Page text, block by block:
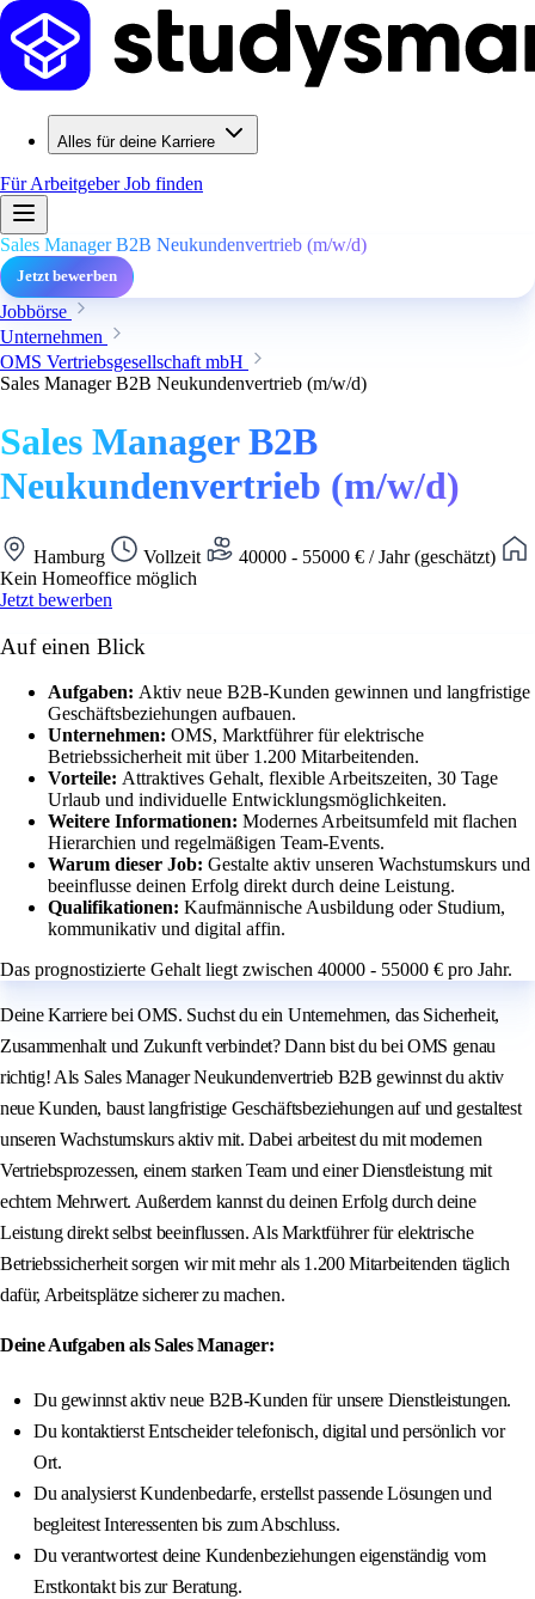
Alles für deine Karriere
Für ArbeitgeberJob finden
Sales Manager B2B Neukundenvertrieb (m/w/d)
Jetzt bewerben
Jobbörse
Unternehmen
OMS Vertriebsgesellschaft mbH
Sales Manager B2B Neukundenvertrieb (m/w/d)
Sales Manager B2B
Neukundenvertrieb (m/w/d)
Hamburg Vollzeit
40000 - 55000 € / Jahr (geschätzt)
Kein Homeoffice möglich
Jetzt bewerben
Auf einen Blick
Aufgaben: Aktiv neue B2B-Kunden gewinnen und langfristige
Geschäftsbeziehungen aufbauen.
Unternehmen: OMS, Marktführer für elektrische
Betriebssicherheit mit über 1.200 Mitarbeitenden.
Vorteile: Attraktives Gehalt, flexible Arbeitszeiten, 30 Tage
Urlaub und individuelle Entwicklungsmöglichkeiten.
Weitere Informationen: Modernes Arbeitsumfeld mit flachen
Hierarchien und regelmäßigen Team-Events.
Warum dieser Job: Gestalte aktiv unseren Wachstumskurs und
beeinflusse deinen Erfolg direkt durch deine Leistung.
Qualifikationen: Kaufmännische Ausbildung oder Studium,
kommunikativ und digital affin.
Das prognostizierte Gehalt liegt zwischen 40000 - 55000 € pro Jahr.
Deine Karriere bei OMS. Suchst du ein Unternehmen, das Sicherheit,
Zusammenhalt und Zukunft verbindet? Dann bist du bei OMS genau
richtig! Als Sales Manager Neukundenvertrieb B2B gewinnst du aktiv
neue Kunden, baust langfristige Geschäftsbeziehungen auf und gestaltest
unseren Wachstumskurs aktiv mit. Dabei arbeitest du mit modernen
Vertriebsprozessen, einem starken Team und einer Dienstleistung mit
echtem Mehrwert. Außerdem kannst du deinen Erfolg durch deine
Leistung direkt selbst beeinflussen. Als Marktführer für elektrische
Betriebssicherheit sorgen wir mit mehr als 1.200 Mitarbeitenden täglich
dafür, Arbeitsplätze sicherer zu machen.
Deine Aufgaben als Sales Manager:
Du gewinnst aktiv neue B2B-Kunden für unsere Dienstleistungen.
Du kontaktierst Entscheider telefonisch, digital und persönlich vor
Ort.
Du analysierst Kundenbedarfe, erstellst passende Lösungen und
begleitest Interessenten bis zum Abschluss.
Du verantwortest deine Kundenbeziehungen eigenständig vom
Erstkontakt bis zur Beratung.